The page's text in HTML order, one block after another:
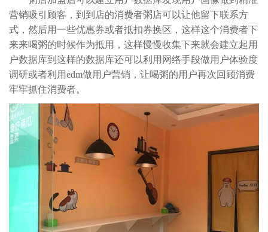
营销吸引顾客，到到店的消费者粥店可以让他留下联系方
式，然后用一些优惠券或者抵扣券换区，这样这个消费者下
来来喝粥的时候作为抵用，这样慢慢收集下来就会建立起用
户数据库到这样的数据库还可以利用网络手段做用户体验度
调研或者利用edm做用户营销，让喝粥的用户再次回顾消费
牢牢抓住消费者。